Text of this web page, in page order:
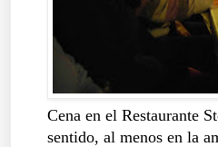
Cena en el Restaurante
sentido, al menos en la